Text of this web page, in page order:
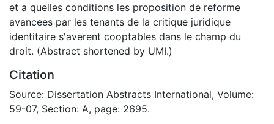
et a quelles conditions les proposition de reforme
avancees par les tenants de la critique juridique
identitaire s'averent cooptables dans le champ du
droit. (Abstract shortened by UMI.)
Citation
Source: Dissertation Abstracts International, Volume:
59-07, Section: A, page: 2695.